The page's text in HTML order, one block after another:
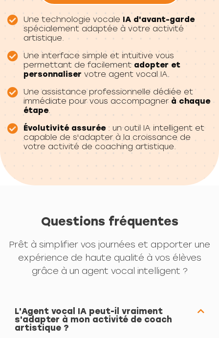
Une technologie vocale IA d'avant-garde
spécialement adaptée à votre activité
artistique.
Une interface simple et intuitive vous
permettant de facilement adopter et
personnaliser votre agent vocal IA.
Une assistance professionnelle dédiée et
immédiate pour vous accompagner à chaque
étape.
Évolutivité assurée: un outil IA intelligent et
capable de s'adapter à la croissance de
votre activité de coaching artistique.
Questions fréquentes
Prêt à simplifier vos journées et apporter une
expérience de haute qualité à vos élèves
grâce à un agent vocal intelligent ?
L'Agent vocal IA peut-il vraiment
s'adapter à mon activité de coach
artistique ?